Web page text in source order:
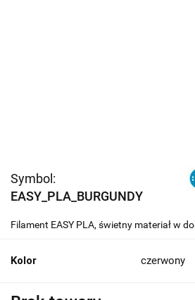
Symbol:
EASY_PLA_BURGUNDY
Filament EASY PLA, świetny materiał w
Kolor czerwony